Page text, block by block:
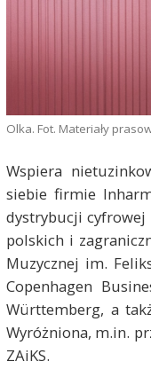
Olka. Fot. Materiały
Wspiera
siebie firmie
dystrybucji cyfrowej
polskich i
Muzycznej im.
Copenhagen
Württemberg, a
Wyróżniona, m.in.
ZAiKS.